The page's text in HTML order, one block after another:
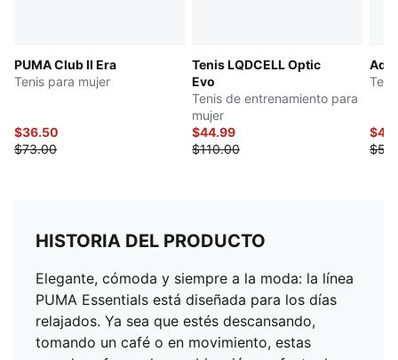
PUMA Club II Era
Tenis para mujer
$36.50
$73.00
Tenis LQDCELL Optic
Evo
Tenis de entrenamiento para
mujer
$44.99
$110.00
HISTORIA DEL PRODUCTO
Elegante, cómoda y siempre a la moda: la línea
PUMA Essentials está diseñada para los días
relajados. Ya sea que estés descansando,
tomando un café o en movimiento, estas